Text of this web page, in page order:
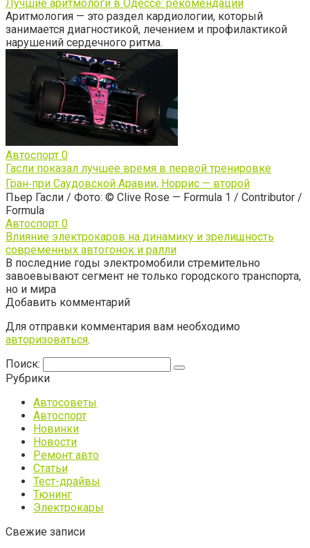
Лучшие аритмологи в Одессе: рекомендации
Аритмология — это раздел кардиологии, который
занимается диагностикой, лечением и профилактикой
нарушений сердечного ритма.
Автоспорт 0
Гасли показал лучшее время в первой тренировке
Гран‑при Саудовской Аравии, Норрис — второй
Пьер Гасли / Фото: © Clive Rose — Formula 1 / Contributor /
Formula
Автоспорт 0
Влияние электрокаров на динамику и зрелищность
современных автогонок и ралли
В последние годы электромобили стремительно
завоевывают сегмент не только городского транспорта,
но и мира
Добавить комментарий
Для отправки комментария вам необходимо
авторизоваться.
Поиск:
Рубрики
Автосоветы
Автоспорт
Новинки
Новости
Ремонт авто
Статьи
Тест-драйвы
Тюнинг
Электрокары
Свежие записи